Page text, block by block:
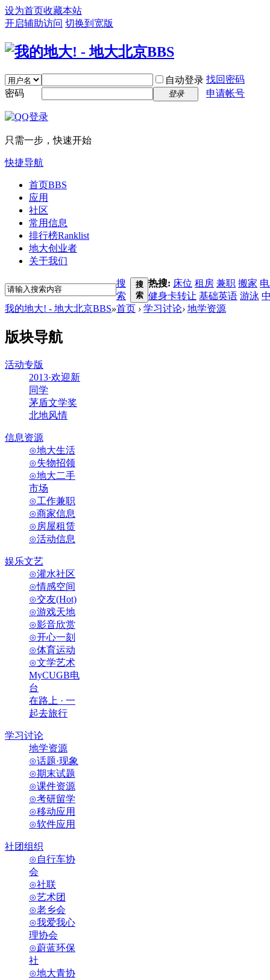
设为首页收藏本站
开启辅助访问 切换到宽版
自动登录 找回密码
密码
登录 申请帐号
只需一步，快速开始
快捷导航
首页BBS
应用
社区
常用信息
排行榜Ranklist
地大创业者
关于我们
搜
索
搜
索
热搜: 床位 租房 兼职 搬家
健身卡转让 基础英语 游泳
我的地大! - 地大北京BBS»首页 › 学习讨论› 地学资源
版块导航
活动专版
2013·欢迎新
同学
茅盾文学奖
北地风情
信息资源
⊙地大生活
⊙失物招领
⊙地大二手
市场
⊙工作兼职
⊙商家信息
⊙房屋租赁
⊙活动信息
娱乐文艺
⊙灌水社区
⊙情感空间
⊙交友(Hot)
⊙游戏天地
⊙影音欣赏
⊙开心一刻
⊙体育运动
⊙文学艺术
MyCUGB电
台
在路上 · 一
起去旅行
学习讨论
地学资源
⊙话题·现象
⊙期末试题
⊙课件资源
⊙考研留学
⊙移动应用
⊙软件应用
社团组织
⊙自行车协
会
⊙社联
⊙艺术团
⊙老乡会
⊙我爱我心
理协会
⊙蔚蓝环保
社
⊙地大青协